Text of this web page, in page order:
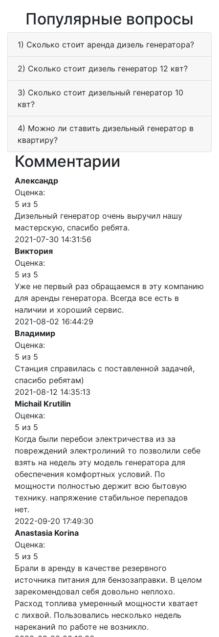
Популярные вопросы
1) Сколько стоит аренда дизель генератора?
2) Сколько стоит дизель генератор 12 квт?
3) Сколько стоит дизельный генератор 10
квт?
4) Можно ли ставить дизельный генератор в
квартиру?
Комментарии
Александр
Оценка:
5 из 5
Дизельный генератор очень выручил нашу
мастерскую, спасибо ребята.
2021-07-30 14:31:56
Виктория
Оценка:
5 из 5
Уже не первый раз обращаемся в эту компанию
для аренды генератора. Всегда все есть в
наличии и хороший сервис.
2021-08-02 16:44:29
Владимир
Оценка:
5 из 5
Станция справилась с поставленной задачей,
спасибо ребятам)
2021-08-12 14:35:13
Michail Krutilin
Оценка:
5 из 5
Когда были перебои электричества из за
повреждений электролиний то позволили себе
взять на недель эту модель генератора для
обеспечения комфортных условий. По
мощности полностью держит всю бытовую
технику. напряжение стабильное перепадов
нет.
2022-09-20 17:49:30
Anastasia Korina
Оценка:
5 из 5
Брали в аренду в качестве резервного
источника питания для бензозаправки. В целом
зарекомендовал себя довольно неплохо.
Расход топлива умеренный мощности хватает
с лихвой. Пользовались несколько недель
нареканий по работе не возникло.